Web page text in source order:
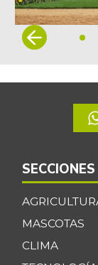
Item
5
SECCIONES
MASCOTAS
CLIMA